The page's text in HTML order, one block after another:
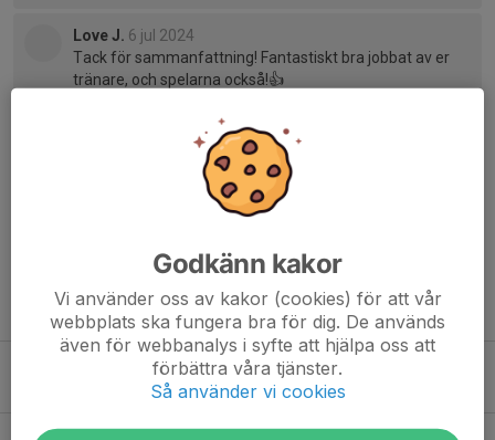
Love J. 6 jul 2024
Tack för sammanfattning! Fantastiskt bra jobbat av er
tränare, och spelarna också!👍
Tack för sammanfattning! Tack för vårsäsongen alla
tränare och spelarna 😊
Tidigare nyheter
Provträning under november
3 nov 2025 0
Godkänn kakor
Vi använder oss av kakor (cookies) för att vår
webbplats ska fungera bra för dig. De används
även för webbanalys i syfte att hjälpa oss att
förbättra våra tjänster.
Så använder vi cookies